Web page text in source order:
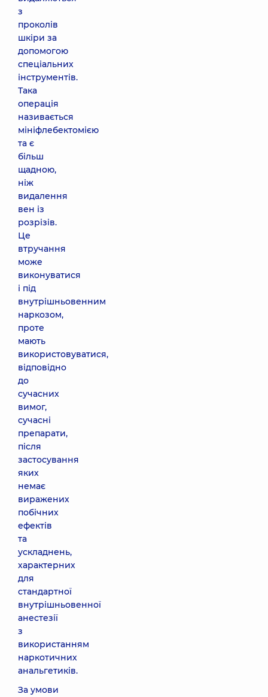
з
проколів
шкіри за
допомогою
спеціальних
інструментів.
Така
операція
називається
мініфлебектомією
та є
більш
щадною,
ніж
видалення
вен із
розрізів.
Це
втручання
може
виконуватися
і під
внутрішньовенним
наркозом,
проте
мають
використовуватися,
відповідно
до
сучасних
вимог,
сучасні
препарати,
після
застосування
яких
немає
виражених
побічних
ефектів
та
ускладнень,
характерних
для
стандартної
внутрішньовенної
анестезії
з
використанням
наркотичних
анальгетиків.
За умови